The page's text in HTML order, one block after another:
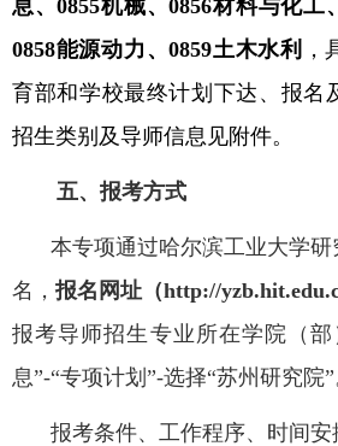
息、0855机械、0856材料与化工、
0858能源动力、0859土木水利
育部和学校最终计划下达、报名
招生类别及导师信息见附件。
五、报考方式
本专项通过哈尔滨工业大学
名，报名网址（http://
报考导师招生专业所在学院（
息”-“专项计划”-选择“苏州研究院”
报考条件、工作程序、时间